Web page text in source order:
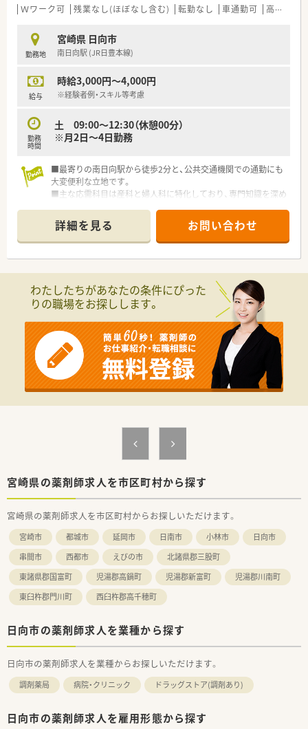
Ｗワーク可 残業なし(ほぼなし含む) 転勤なし 車通勤可 高時給(2,500円以上)
勤務地
宮崎県 日向市
南日向駅 (JR日豊本線)
給与
時給3,000円～4,000円
※経験者例・スキル等考慮
勤務
時間
土 09:00～12:30（休憩00分）
※月2日～4日勤務
■最寄りの南日向駅から徒歩2分と、公共交通機関での通勤にも
大変便利な立地です。
■主な応需科目は産科と婦人科に特化しており、専門知識を深め
■処方箋は一日30枚前後で、患者様一人ひとりに時間をかけて
対応する薬局です。
詳細を見る お問い合わせ
わたしたちがあなたの条件にぴった
りの職場をお探しします。
宮崎県の薬剤師求人を市区町村から探す
宮崎県の薬剤師求人を市区町村からお探しいただけます。
宮崎市 都城市 延岡市 日南市 小林市
日向市
串間市
西都市 えびの市
北諸県郡三股町
東諸県郡国富町
児湯郡高鍋町 児湯郡新富町
児湯郡川南町
東臼杵郡門川町
西臼杵郡高千穂町
日向市の薬剤師求人を業種から探す
日向市の薬剤師求人を業種からお探しいただけます。
調剤薬局 病院・クリニック ドラッグストア(調剤あり)
日向市の薬剤師求人を雇用形態から探す